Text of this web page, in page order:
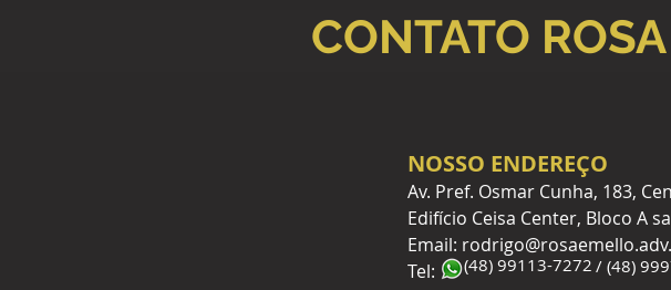
CONTATO
NOSSO ENDEREÇO
Av. Pref. Osmar Cunha, 183,
Edifício Ceisa Center, Bloco A
Email:
Tel:
(48) 99113-7272 / (48)